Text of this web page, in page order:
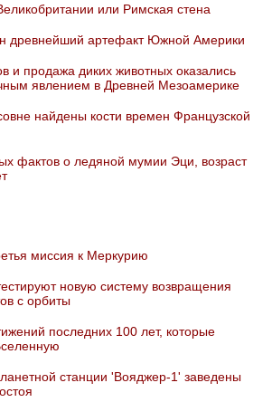
или Римская стена
древнейший артефакт Южной Америки
и продажа диких животных оказались
явлением в Древней Мезоамерике
найдены кости времен Французской
фактов о ледяной мумии Эци, возраст
миссия к Меркурию
новую систему возвращения
с орбиты
последних 100 лет, которые
станции 'Вояджер-1' заведены